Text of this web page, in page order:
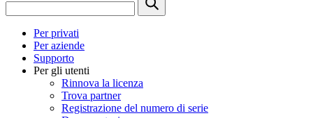
Per privati
Per aziende
Supporto
Per gli utenti
Rinnova la licenza
Trova partner
Registrazione del numero di serie